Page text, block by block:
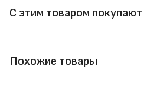
С этим товаром покупают
Похожие товары